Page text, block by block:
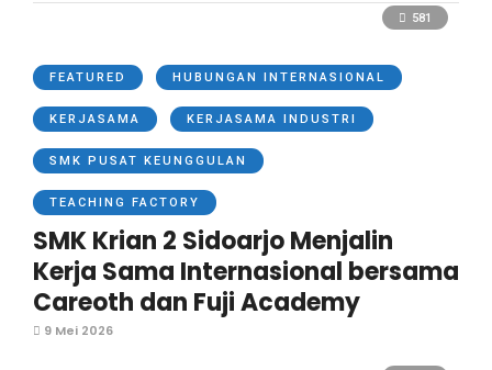
581
FEATURED HUBUNGAN INTERNASIONAL
KERJASAMA KERJASAMA INDUSTRI
SMK PUSAT KEUNGGULAN
TEACHING FACTORY
SMK Krian 2 Sidoarjo Menjalin
Kerja Sama Internasional bersama
Careoth dan Fuji Academy
9 Mei 2026